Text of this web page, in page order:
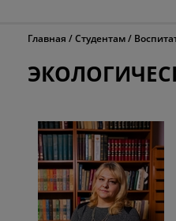
Главная Студентам